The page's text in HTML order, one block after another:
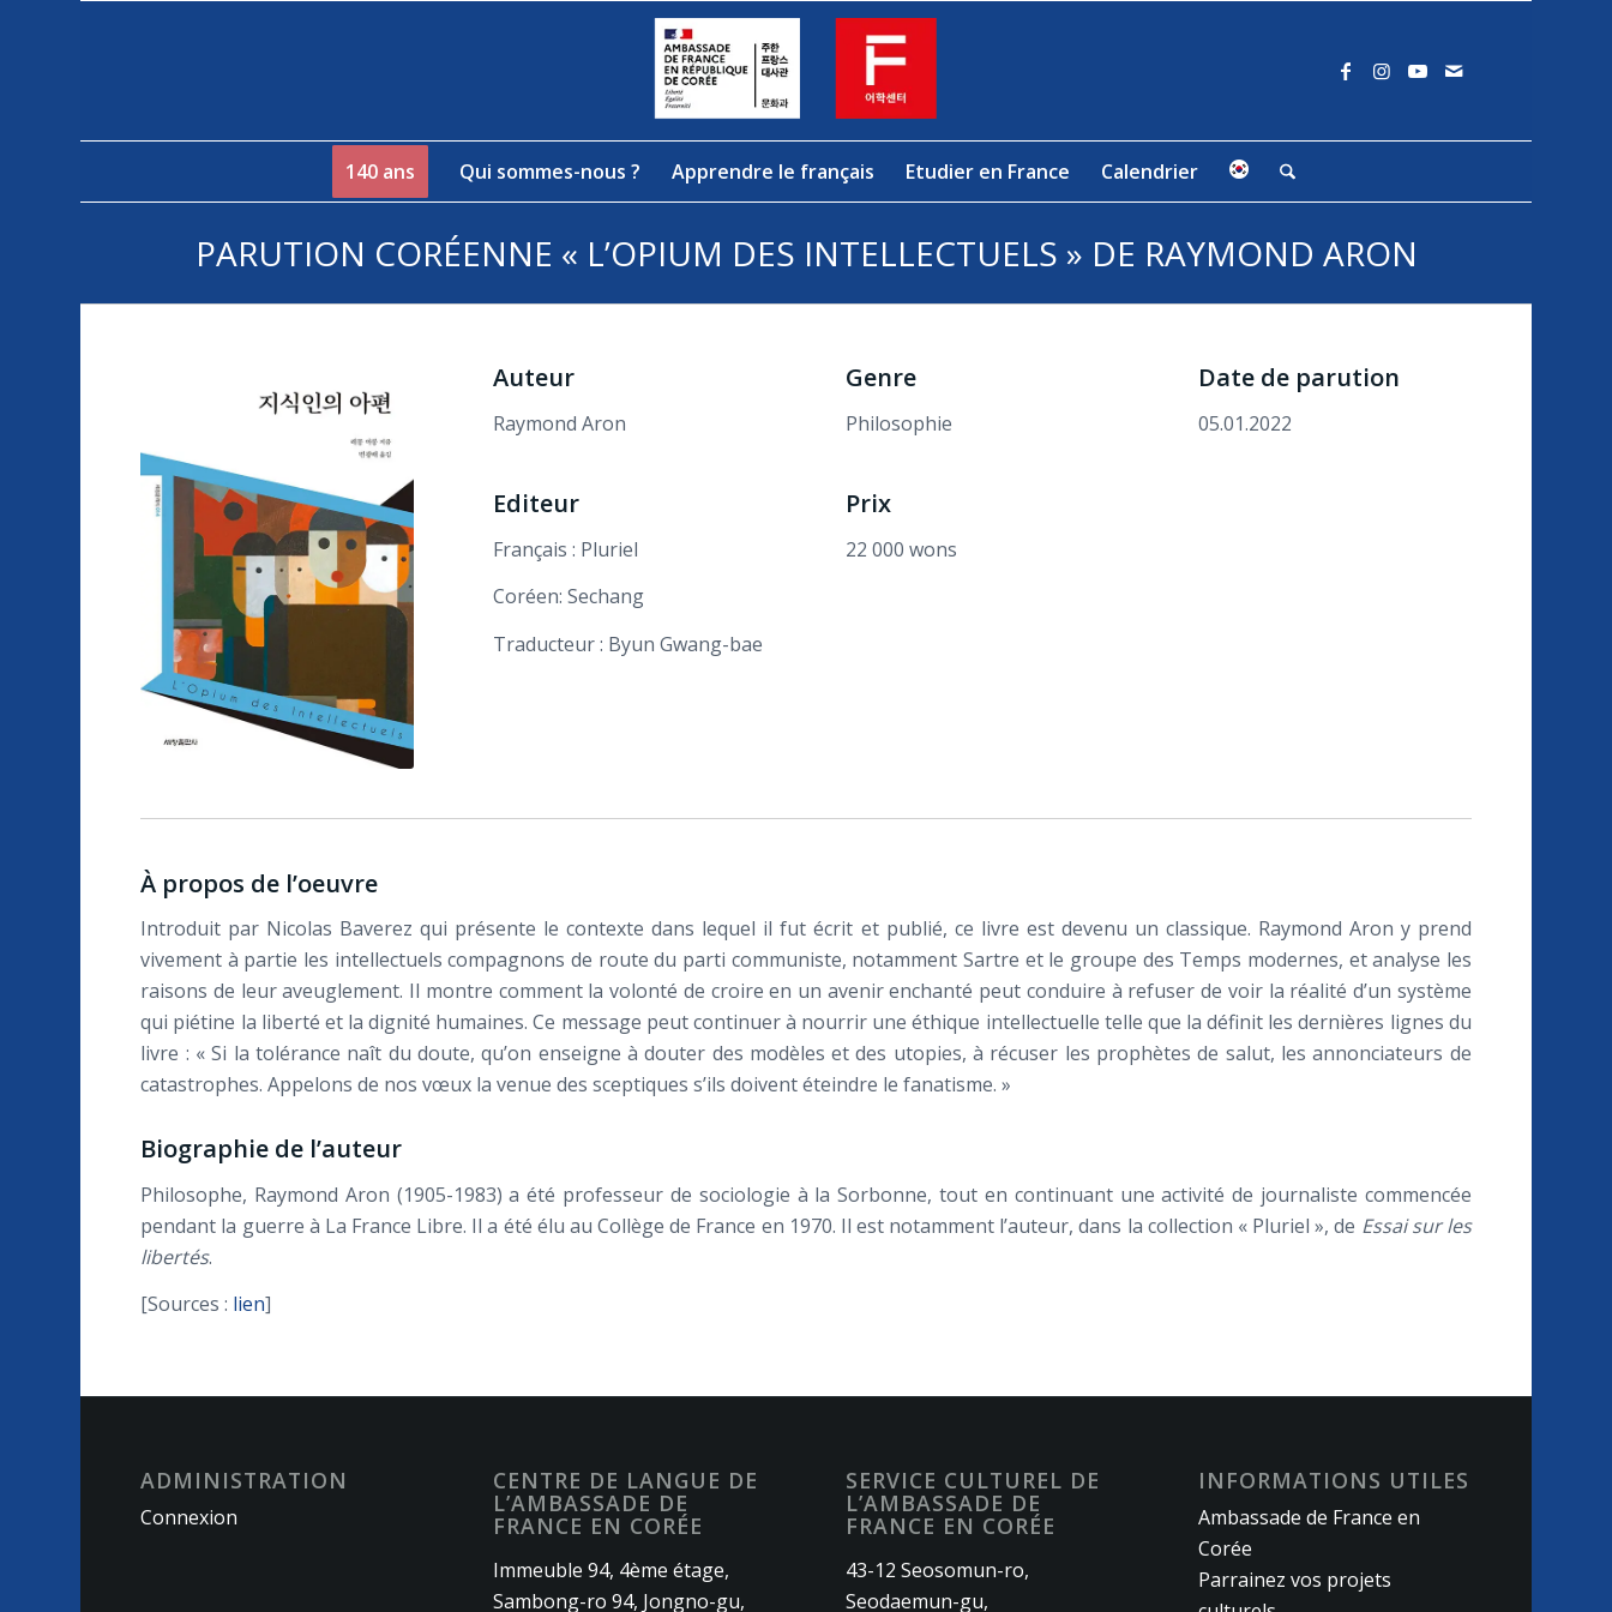
140 ans Qui sommes-nous ? Apprendre le français Etudier en France Calendrier
PARUTION CORÉENNE « L’OPIUM DES INTELLECTUELS » DE RAYMOND ARON
Auteur
Raymond Aron
Editeur
Français : Pluriel
Coréen: Sechang
Traducteur : Byun Gwang-bae
Genre
Philosophie
Prix
22 000 wons
Date de parution
05.01.2022
À propos de l’oeuvre
Introduit par Nicolas Baverez qui présente le contexte dans lequel il fut écrit et publié, ce livre est devenu un classique. Raymond Aron y prend
vivement à partie les intellectuels compagnons de route du parti communiste, notamment Sartre et le groupe des Temps modernes, et analyse les
raisons de leur aveuglement. Il montre comment la volonté de croire en un avenir enchanté peut conduire à refuser de voir la réalité d’un système
qui piétine la liberté et la dignité humaines. Ce message peut continuer à nourrir une éthique intellectuelle telle que la définit les dernières lignes du
livre : « Si la tolérance naît du doute, qu’on enseigne à douter des modèles et des utopies, à récuser les prophètes de salut, les annonciateurs de
catastrophes. Appelons de nos vœux la venue des sceptiques s’ils doivent éteindre le fanatisme. »
Biographie de l’auteur
Philosophe, Raymond Aron (1905-1983) a été professeur de sociologie à la Sorbonne, tout en continuant une activité de journaliste commencée
pendant la guerre à La France Libre. Il a été élu au Collège de France en 1970. Il est notamment l’auteur, dans la collection « Pluriel », de Essai sur les
libertés.
[Sources : lien]
ADMINISTRATION
Connexion
CENTRE DE LANGUE DE
L’AMBASSADE DE
FRANCE EN CORÉE
Immeuble 94, 4ème étage,
Sambong-ro 94, Jongno-gu,
SERVICE CULTUREL DE
L’AMBASSADE DE
FRANCE EN CORÉE
43-12 Seosomun-ro,
Seodaemun-gu,
INFORMATIONS UTILES
Ambassade de France en
Corée
Parrainez vos projets